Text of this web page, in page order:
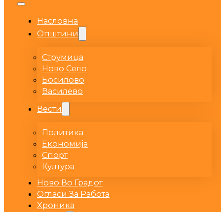
Насловна
Општини
Струмица
Ново Село
Босилово
Василево
Вести
Политика
Економија
Спорт
Култура
Ново Во Градот
Огласи За Работа
Хроника